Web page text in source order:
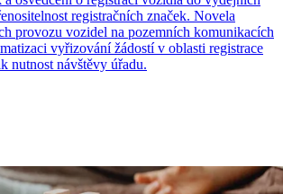
registračních značek. Novela
provozu vozidel na pozemních komunikacích
vyřizování žádostí v oblasti registrace
nutnost návštěvy úřadu.